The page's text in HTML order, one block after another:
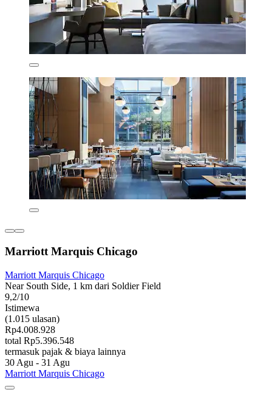
Marriott Marquis Chicago
Marriott Marquis Chicago
Near South Side, 1 km dari Soldier Field
9,2/10
Istimewa
(1.015 ulasan)
Rp4.008.928
total Rp5.396.548
termasuk pajak & biaya lainnya
30 Agu - 31 Agu
Marriott Marquis Chicago